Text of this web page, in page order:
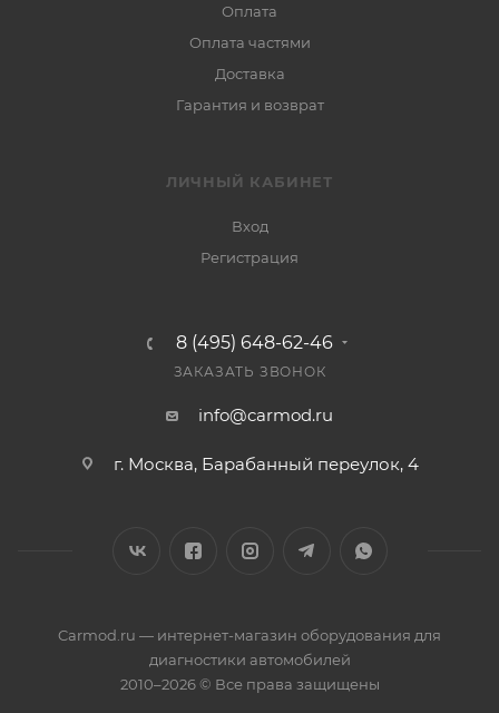
Оплата
Оплата частями
Доставка
Гарантия и возврат
ЛИЧНЫЙ КАБИНЕТ
Вход
Регистрация
8 (495) 648-62-46
ЗАКАЗАТЬ ЗВОНОК
info@carmod.ru
г. Москва, Барабанный переулок, 4
Carmod.ru — интернет-магазин оборудования для
диагностики автомобилей
2010–2026 © Все права защищены